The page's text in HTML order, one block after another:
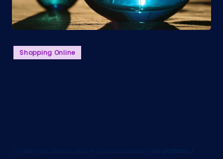
Posted
in
Shopping Online
Come ogni donna, anche io adoro avere tanti profumi